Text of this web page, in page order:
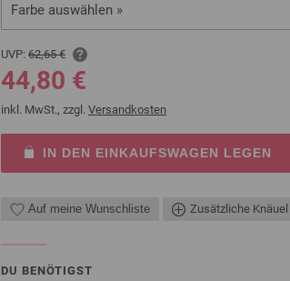
Farbe auswählen »
UVP: 62,65 €
44,80 €
inkl. MwSt., zzgl. Versandkosten
IN DEN EINKAUFSWAGEN LEGEN
Auf meine Wunschliste Zusätzliche
DU BENÖTIGST